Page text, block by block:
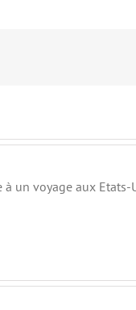
un voyage aux